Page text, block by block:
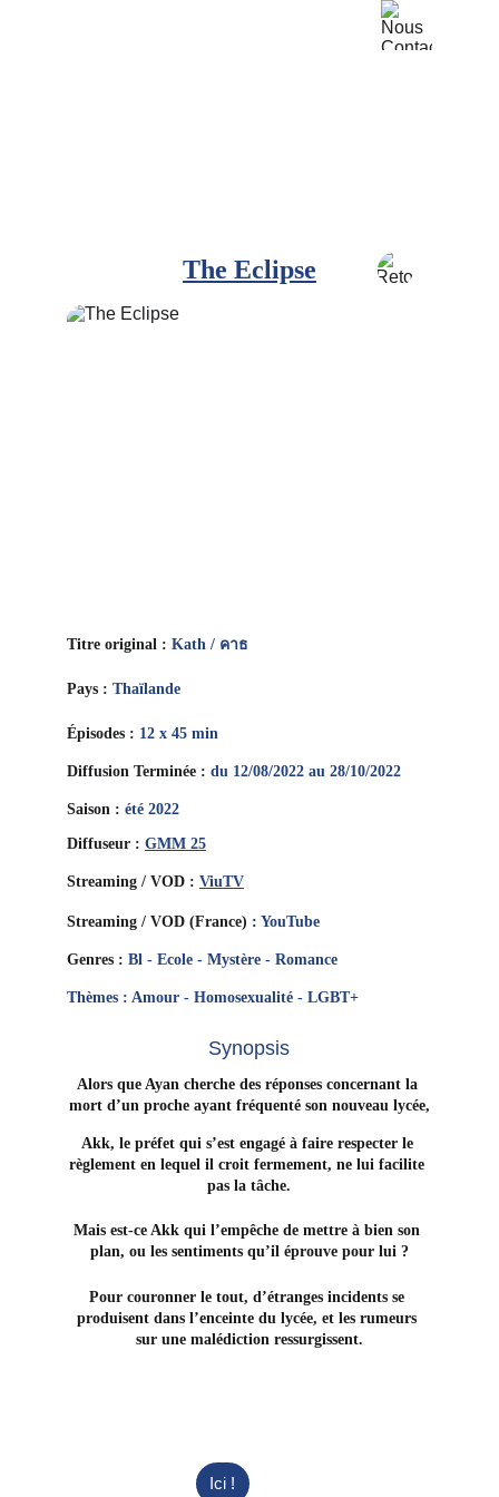
The Eclipse
Titre original : Kath / คาธ
Pays : Thaïlande
Épisodes : 12 x 45 min
Diffusion Terminée : du 12/08/2022 au 28/10/2022
Saison : été 2022
Diffuseur : GMM 25
Streaming / VOD : ViuTV
Streaming / VOD (France) : YouTube
Genres : Bl - Ecole - Mystère - Romance
Thèmes : Amour - Homosexualité - LGBT+
Synopsis
Alors que Ayan cherche des réponses concernant la
mort d’un proche ayant fréquenté son nouveau lycée,
Akk, le préfet qui s’est engagé à faire respecter le
règlement en lequel il croit fermement, ne lui facilite
pas la tâche.
Mais est-ce Akk qui l’empêche de mettre à bien son
plan, ou les sentiments qu’il éprouve pour lui ?
Pour couronner le tout, d’étranges incidents se
produisent dans l’enceinte du lycée, et les rumeurs
sur une malédiction ressurgissent.
Ici !